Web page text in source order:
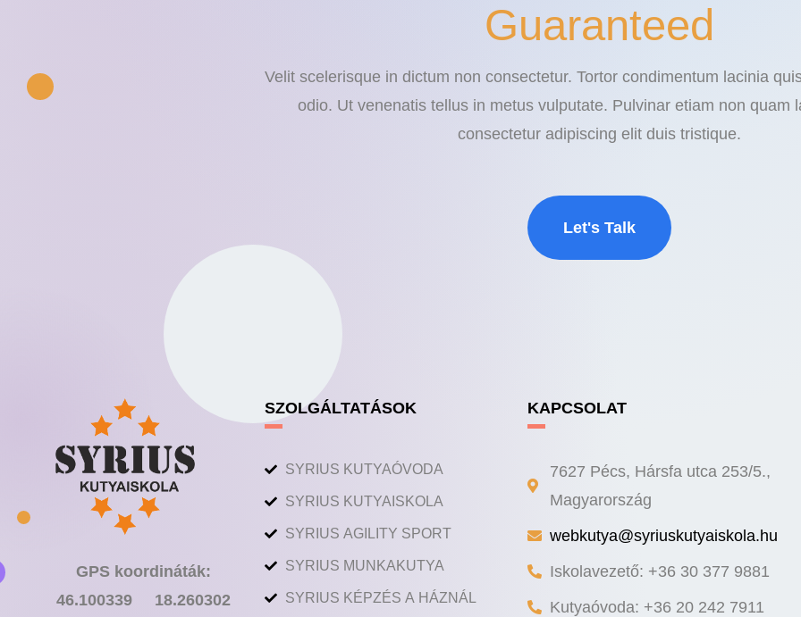
Guaranteed
Velit scelerisque in dictum non consectetur. Tortor condimentum lacinia
odio. Ut venenatis tellus in metus vulputate. Pulvinar etiam non quam
consectetur adipiscing elit duis tristique.
Let's Talk
GPS koordináták:
46.100339 18.260302
SZOLGÁLTATÁSOK
SYRIUS KUTYAÓVODA
SYRIUS KUTYAISKOLA
SYRIUS AGILITY SPORT
SYRIUS MUNKAKUTYA
SYRIUS KÉPZÉS A HÁZNÁL
KAPCSOLAT
7627 Pécs, Hársfa utca 253/5.,
Magyarország
webkutya@syriuskutyaiskola.hu
Iskolavezető: +36 30 377 9881
Kutyaóvoda: +36 20 242 7911